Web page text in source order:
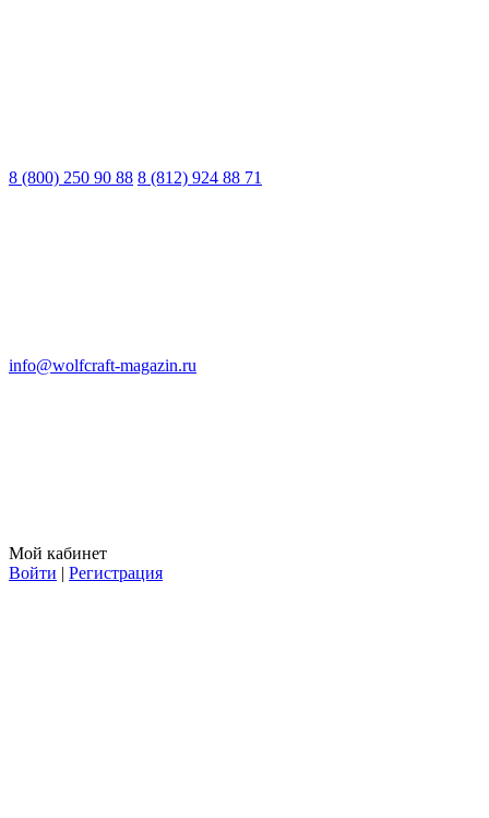
8 (800) 250 90 88 8 (812) 924 88 71
info@wolfcraft-magazin.ru
Мой кабинет
Войти | Регистрация